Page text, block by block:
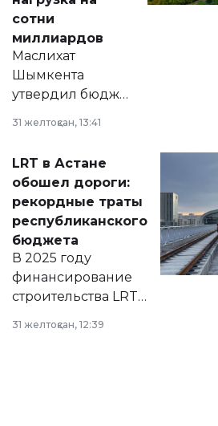
сотни
миллиардов
Маслихат
Шымкента
утвердил бюджет
2028 годы.
документ
появился в базе
нормативных
правовых актов и
на сайте маслихат
города.
31 желтоқсан, 13:41
LRT в Астане
обошел дороги:
рекордные траты
республиканского
бюджета
В 2025 году
финансирование
строительства LRT
республиканского
31 желтоқсан, 12:39